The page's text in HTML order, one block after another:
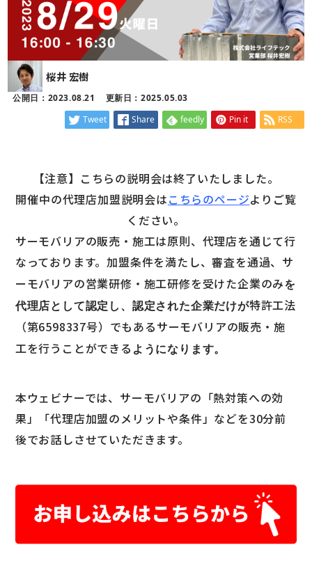
桜井 宏樹
公開日：2023.08.21 更新日：2025.05.03
Tweet Share feedly Pin it RSS
【注意】こちらの説明会は終了いたしました。
開催中の代理店加盟説明会はこちらのページよりご覧
ください。
サーモバリアの販売・施工は原則、代理店を通じて行
なっております。加盟条件を満たし、審査を通過、サ
ーモバリアの営業研修・施工研修を受けた企業のみを
代理店として認定し、認定された企業だけが特許工法
（第6598337号）でもあるサーモバリアの販売・施
工を行うことができる ようになります。
本ウェビナーでは、サーモバリアの「熱対策への効
果」「代理店加盟のメリットや条件」などを30分前
後でお話しさせていただきます。